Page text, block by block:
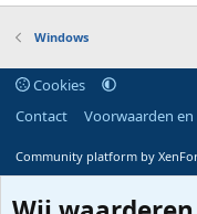
Windows
Cookies
Contact
Voorwaarden en
Community platform by